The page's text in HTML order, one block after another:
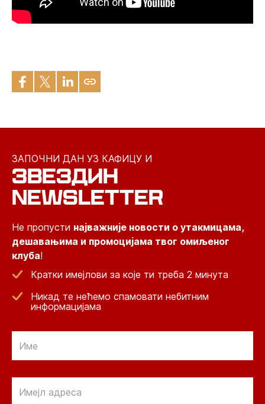
ЗАПОЧНИ ДАН УЗ КАФИЦУ И
ЗВЕЗДИН
NEWSLETTER
Не пропусти најважније новости о утакмицама,
дешавањима и промоцијама твог омиљеног
клуба!
Кратки имејлови за које ти треба 2 минута
Никад те нећемо спамовати небитним
информацијама